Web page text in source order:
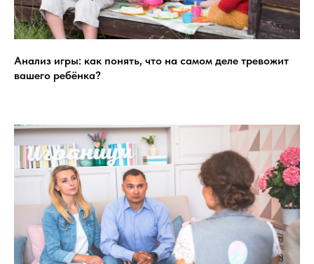
Анализ игры: как понять, что на самом деле тревожит
вашего ребёнка?